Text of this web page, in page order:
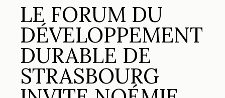
LE FORUM DU
DÉVELOPPEMENT
DURABLE DE
STRASBOURG